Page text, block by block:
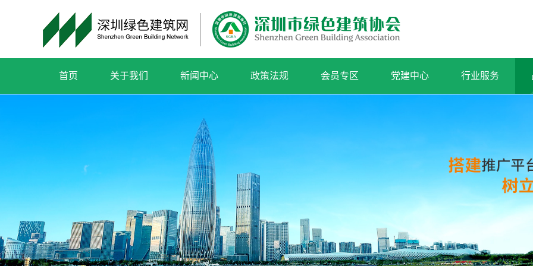
首页 关于我们 新闻中心 政策法规 会员专区 党建中心 行业服务